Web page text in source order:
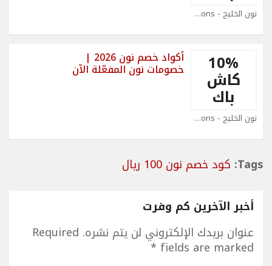
نون الخليج - Noon Coupons
10%
كاش
باك
نون الخليج - Noon Coupons
أكواد خصم نون 2026 |
خصومات نون المفعّلة الآن
Tags: كود خصم نون 100 ريال
أخبر الآخرين كم وفرت
عنوان بريدك الإلكتروني لن يتم نشره. Required
fields are marked
*